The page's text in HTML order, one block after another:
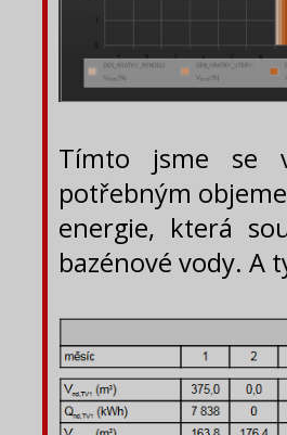
Tímto jsme se
potřebným
energie, která
bazénové vody. A